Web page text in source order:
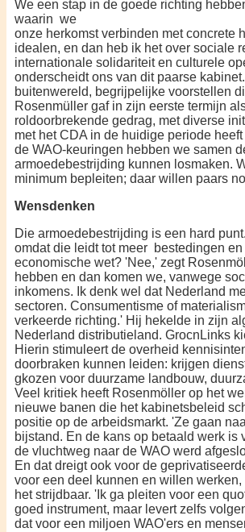
We een stap in de goede richting
waarin we
onze herkomst verbinden met concrete
idealen, en dan heb ik het over sociale
internationale solidariteit en culturele
onderscheidt ons van dit paarse
buitenwereld, begrijpelijke voorstellen
Rosenmüller gaf in zijn eerste termijn
roldoorbrekende gedrag, met diverse
met het CDA in de huidige periode
de WAO-keuringen hebben we samen
armoedebestrijding kunnen losmaken.
minimum bepleiten; daar willen paars
Wensdenken
Die armoedebestrijding is een hard
omdat die leidt tot meer bestedingen
economische wet? 'Nee,' zegt
hebben en dan komen we, vanwege
inkomens. Ik denk wel dat Nederland
sectoren. Consumentisme of
verkeerde richting.' Hij hekelde in zijn
Nederland distributieland. GrocnLinks
Hierin stimuleert de overheid
doorbraken kunnen leiden: krijgen
gkozen voor duurzame landbouw,
Veel kritiek heeft Rosenmöller op het
nieuwe banen die het kabinetsbeleid
positie op de ar­beidsmarkt. 'Ze gaan
bijstand. En de kans op be­taald werk is
de vluchtweg naar de WAO werd
En dat dreigt ook voor de
voor een deel kunnen en willen
het strijdbaar. 'Ik ga plei­ten voor een
goed instrument, maar levert zelfs
dat voor een miljoen WAO'ers en